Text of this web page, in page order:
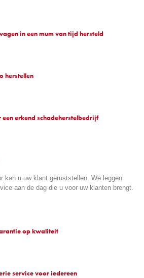
in een mum van tijd hersteld
herstellen
erkend schadeherstelbedrijf
kan u uw klant geruststellen. We leggen
aan de dag die u voor uw klanten brengt.
op kwaliteit
service voor iedereen